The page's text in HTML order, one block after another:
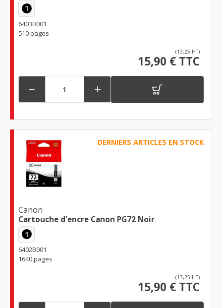
1
6403B001
510 pages
(13,25 HT)
15,90 € TTC
 
DERNIERS ARTICLES EN STOCK
Canon
Cartouche d'encre Canon PG72 Noir
1
6402B001
1640 pages
(13,25 HT)
15,90 € TTC